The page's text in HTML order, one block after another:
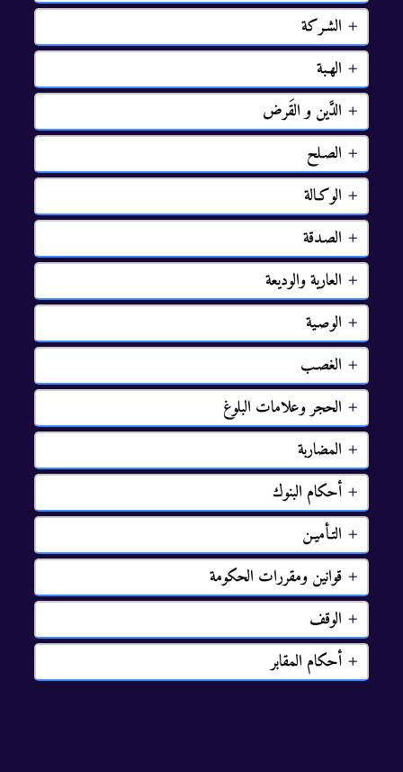
ﺍﻟﺸـﺮﻛﺔ
ﺍﻟﻬـﺒﺔ
ﺍﻟﺪﱠﻳﻦ ﻭ ﺍﻟﻘَﺮﺽ
ﺍﻟﺼـﻠﺢ
ﺍﻟﻮﻛـﺎﻟﺔ
ﺍﻟﺼـﺪﻗﺔ
ﺍﻟﻌﺎﺭﻳﺔ ﻭﺍﻟﻮﺩﻳﻌﺔ
ﺍﻟﻮﺻـﻴﺔ
ﺍﻟﻐﺼـﺐ
ﺍﻟﺤﺠﺮ ﻭﻋﻼﻣﺎﺕ ﺍﻟﺒﻠﻮﻍ
ﺍﻟﻤﻀﺎﺭﺑﺔ
ﺃﺣﮑﺎﻡ ﺍﻟﺒﻨﻮك
ﺍﻟﺘـﺄﻣﻴـﻦ
ﻗﻮﺍﻧﻴﻦ ﻭﻣﻘﺮﺭﺍﺕ ﺍﻟﺤﮑﻮﻣﺔ
الوقف
ﺃﺣﻜﺎﻡ ﺍﻟﻤﻘﺎﺑﺮ